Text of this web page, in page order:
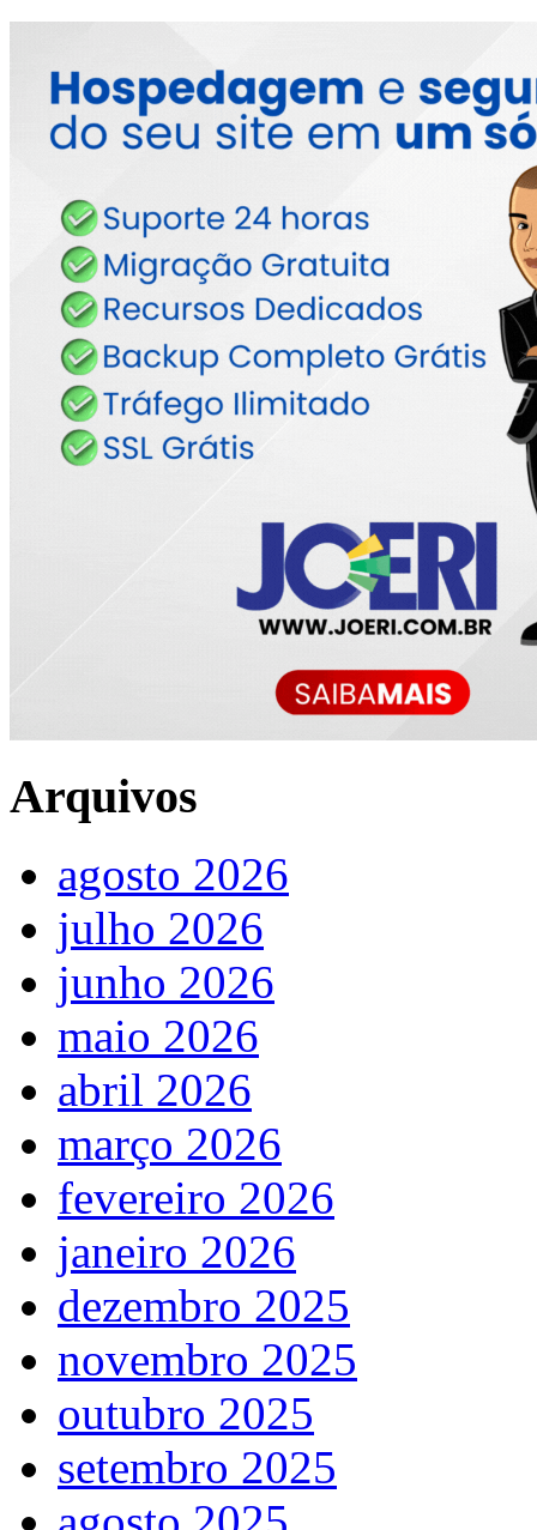
Arquivos
agosto 2026
julho 2026
junho 2026
maio 2026
abril 2026
março 2026
fevereiro 2026
janeiro 2026
dezembro 2025
novembro 2025
outubro 2025
setembro 2025